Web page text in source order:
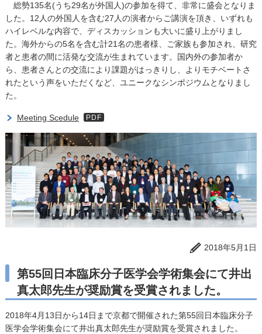
総勢135名(うち29名が外国人)の参加を得て、非常に盛会となりま
した。12人の外国人を含む27人の演者からご講演を頂き、いずれも
ハイレベルな内容で、ディスカッションも大いに盛り上がりまし
た。海外からの5名を含む計21名の患者様、ご家族も参加され、研究
者と患者の間に活発な交流が生まれています。国内外の参加者か
ら、患者さんとの交流により課題がはっきりし、よりモチベートさ
れたという声をいただくなど、ユニークなシンポジウムとなりまし
た。
Meeting Scedule PDF
2018年5月1日
第55回日本臨床分子医学会学術集会にて井出
真太郎先生が奨励賞を受賞されました。
2018年4月13日から14日まで京都で開催された第55回日本臨床分子
医学会学術集会にて井出真太郎先生が奨励賞を受賞されました。